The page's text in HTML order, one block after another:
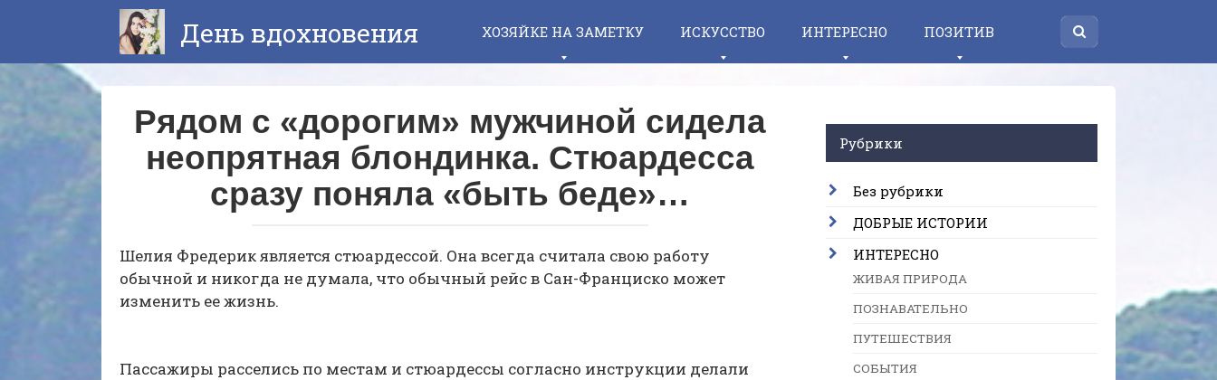
День вдохновения ХОЗЯЙКЕ НА ЗАМЕТКУ ИСКУССТВО ИНТЕРЕСНО ПОЗИТИВ
Рядом с «дорогим» мужчиной сидела
неопрятная блондинка. Стюардесса
сразу поняла «быть беде»…
Шелия Фредерик является стюардессой. Она всегда считала свою работу
обычной и никогда не думала, что обычный рейс в Сан-Франциско может
изменить ее жизнь.
Пассажиры расселись по местам и стюардессы согласно инструкции делали
Рубрики
Без рубрики
ДОБРЫЕ ИСТОРИИ
ИНТЕРЕСНО
ЖИВАЯ ПРИРОДА
ПОЗНАВАТЕЛЬНО
ПУТЕШЕСТВИЯ
СОБЫТИЯ